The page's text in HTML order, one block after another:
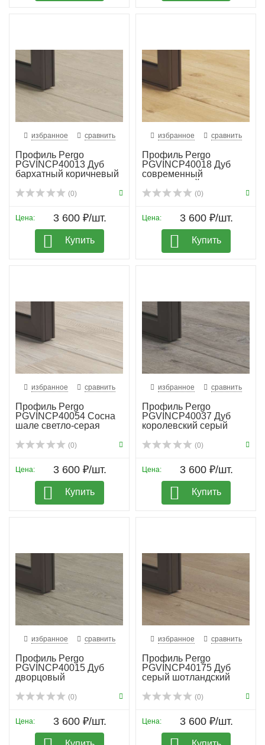
избранное сравнить
Профиль Pergo
PGVINCP40013 Дуб
бархатный коричневый
(0)
Цена: 3 600 ₽/шт.
Купить
избранное сравнить
Профиль Pergo
PGVINCP40018 Дуб
современный
натуральный
(0)
Цена: 3 600 ₽/шт.
Купить
избранное сравнить
Профиль Pergo
PGVINCP40054 Сосна
шале светло-серая
(0)
Цена: 3 600 ₽/шт.
Купить
избранное сравнить
Профиль Pergo
PGVINCP40037 Дуб
королевский серый
(0)
Цена: 3 600 ₽/шт.
Купить
избранное сравнить
Профиль Pergo
PGVINCP40015 Дуб
дворцовый
(0)
Цена: 3 600 ₽/шт.
избранное сравнить
Профиль Pergo
PGVINCP40175 Дуб
серый шотландский
(0)
Цена: 3 600 ₽/шт.